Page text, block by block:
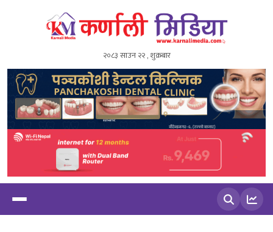
२०८३ साउन २२ , शुक्रबार